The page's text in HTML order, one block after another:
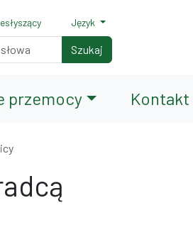
200%
Język
Szukaj
przemocy Kontakt